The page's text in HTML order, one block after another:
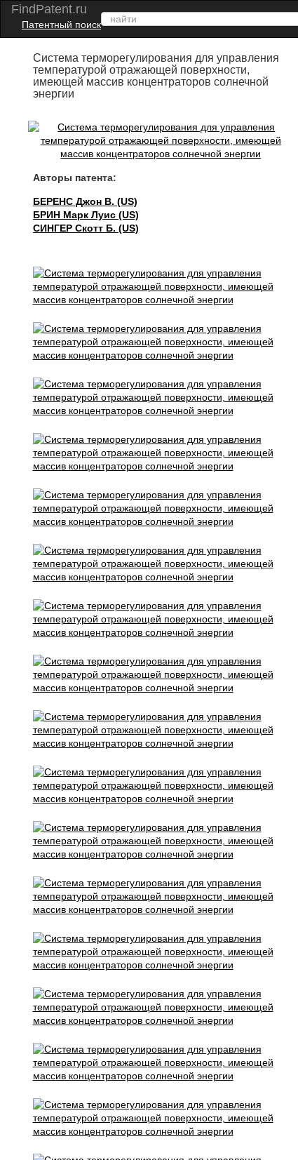
FindPatent.ru
Патентный поиск
Система терморегулирования для управления
температурой отражающей поверхности,
имеющей массив концентраторов солнечной
энергии
Авторы патента:
БЕРЕНС Джон В. (US)
БРИН Марк Луис (US)
СИНГЕР Скотт Б. (US)